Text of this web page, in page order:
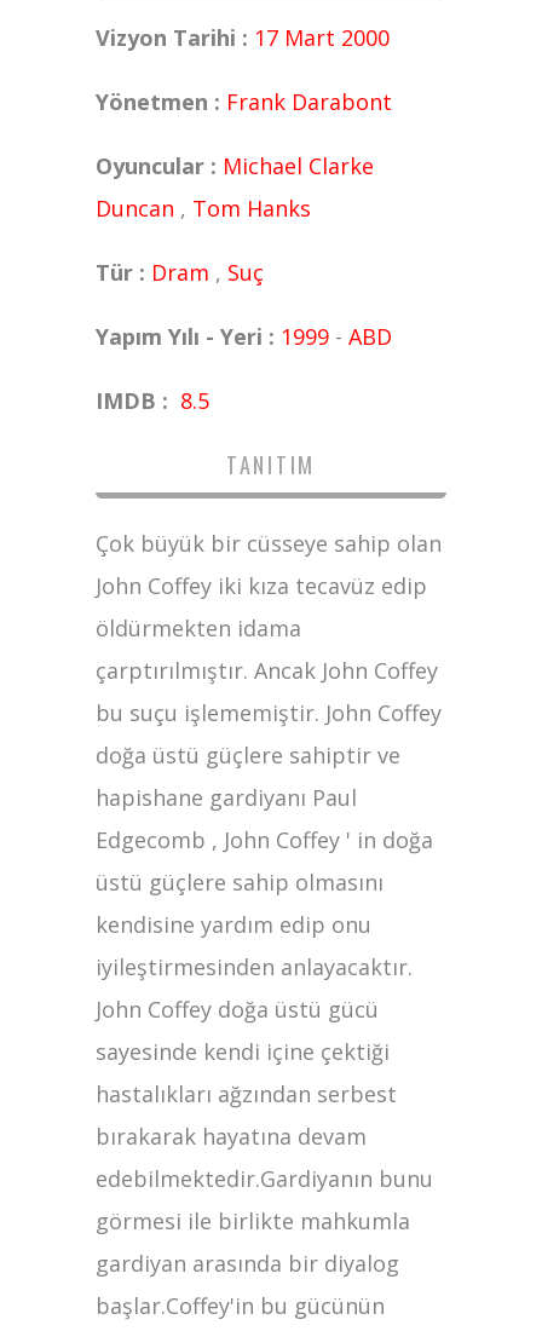
Vizyon Tarihi : 17 Mart 2000
Yönetmen : Frank Darabont
Oyuncular : Michael Clarke
Duncan , Tom Hanks
Tür : Dram , Suç
Yapım Yılı - Yeri : 1999 - ABD
IMDB : 8.5
TANITIM
Çok büyük bir cüsseye sahip olan
John Coffey iki kıza tecavüz edip
öldürmekten idama
çarptırılmıştır. Ancak John Coffey
bu suçu işlememiştir. John Coffey
doğa üstü güçlere sahiptir ve
hapishane gardiyanı Paul
Edgecomb , John Coffey ' in doğa
üstü güçlere sahip olmasını
kendisine yardım edip onu
iyileştirmesinden anlayacaktır.
John Coffey doğa üstü gücü
sayesinde kendi içine çektiği
hastalıkları ağzından serbest
bırakarak hayatına devam
edebilmektedir.Gardiyanın bunu
görmesi ile birlikte mahkumla
gardiyan arasında bir diyalog
başlar.Coffey'in bu gücünün